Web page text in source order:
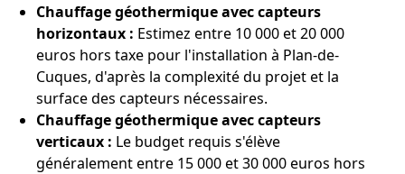
Chauffage géothermique avec capteurs
horizontaux : Estimez entre 10 000 et 20 000
euros hors taxe pour l'installation à Plan-de-
Cuques, d'après la complexité du projet et la
surface des capteurs nécessaires.
Chauffage géothermique avec capteurs
verticaux : Le budget requis s'élève
généralement entre 15 000 et 30 000 euros hors